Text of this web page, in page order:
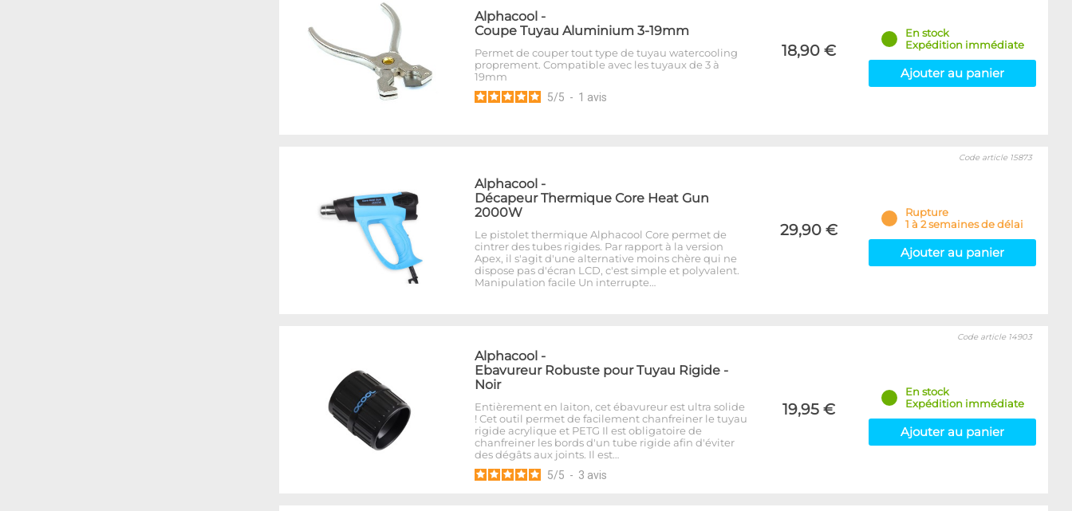
Alphacool -
Coupe Tuyau Aluminium 3-19mm
Permet de couper tout type de tuyau watercooling
proprement. Compatible avec les tuyaux de 3 à
19mm
5/5 - 1 avis
18,90 €
En stock
Expédition immédiate
Ajouter au panier
Alphacool -
Décapeur Thermique Core Heat Gun
2000W
Le pistolet thermique Alphacool Core permet de
cintrer des tubes rigides. Par rapport à la version
Apex, il s'agit d'une alternative moins chère qui ne
dispose pas d'écran LCD, c'est simple et polyvalent.
Manipulation facile Un interrupte…
29,90 €
Code article 15873
Rupture
1 à 2 semaines de délai
Ajouter au panier
Alphacool -
Ebavureur Robuste pour Tuyau Rigide -
Noir
Entièrement en laiton, cet ébavureur est ultra solide
! Cet outil permet de facilement chanfreiner le tuyau
rigide acrylique et PETG Il est obligatoire de
chanfreiner les bords d'un tube rigide afin d'éviter
des dégâts aux joints. Il est…
5/5 - 3 avis
19,95 €
Code article 14903
En stock
Expédition immédiate
Ajouter au panier